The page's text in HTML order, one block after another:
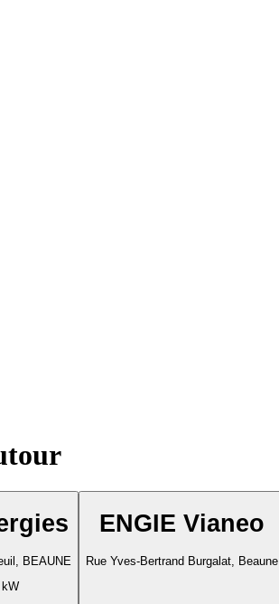
BEAUNE
ENGIE Vianeo
Rue Yves-Bertrand Burgalat, Beaune